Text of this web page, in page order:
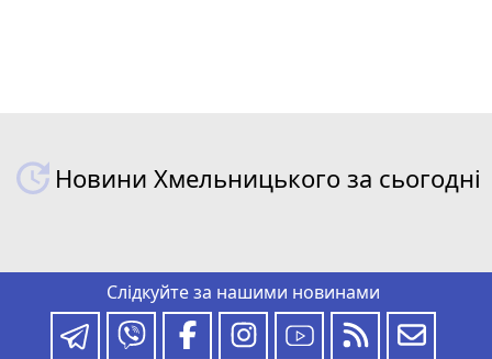
Новини Хмельницького за сьогодні
Слідкуйте за нашими новинами